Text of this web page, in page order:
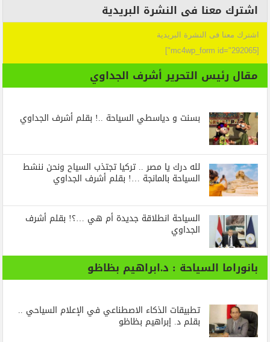
اشترك معنا فى النشرة البريدية
اشترك معنا فى النشرة البريدية
[mc4wp_form id="292065"]
مقال رئيس التحرير أشرف الجداوي
بسنت و دياسطي السياحة ..! بقلم أشرف الجداوي
لله درك يا مصر .. تركيا تجتذب السياح ونحن ننشط
السياحة بالمانجة …! بقلم أشرف الجداوي
السياحة انطلاقة جديدة أم هي …؟! بقلم أشرف
الجداوي
بانوراما السياحة : د.ابراهيم بظاظو
تطبيقات الذكاء الاصطناعي في الإعلام السياحي ..
بقلم د. إبراهيم بظاظو